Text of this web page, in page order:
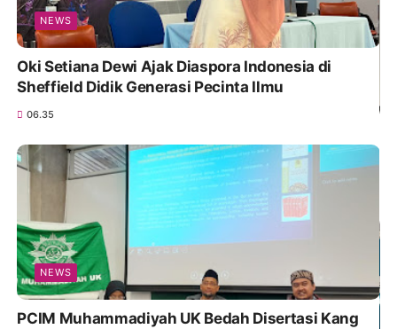
NEWS
Oki Setiana Dewi Ajak Diaspora Indonesia di
Sheffield Didik Generasi Pecinta Ilmu
06.35
NEWS
PCIM Muhammadiyah UK Bedah Disertasi Kang